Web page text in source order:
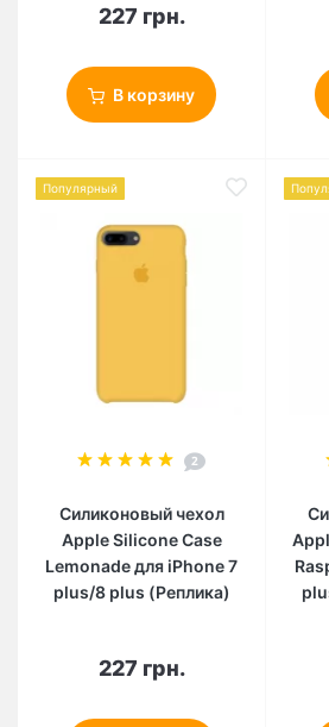
227 грн.
В корзину
Популярный
2
Силиконовый чехол
Apple Silicone Case
Lemonade для iPhone 7
plus/8 plus (Реплика)
227 грн.